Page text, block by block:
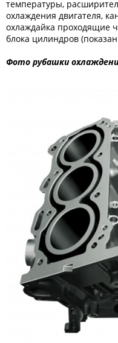
температуры,
охлаждения двигателя,
охлаждайка проходящие
блока цилиндров
Фото рубашки